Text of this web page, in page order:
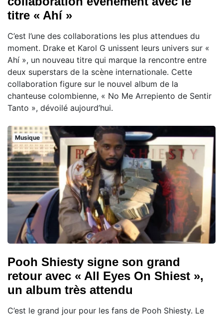
titre « Ahí »
C’est l’une des collaborations les plus attendues du
moment. Drake et Karol G unissent leurs univers sur «
Ahí », un nouveau titre qui marque la rencontre entre
deux superstars de la scène internationale. Cette
collaboration figure sur le nouvel album de la
chanteuse colombienne, « No Me Arrepiento de Sentir
Tanto », dévoilé aujourd’hui.
Musique
Pooh Shiesty signe son grand
retour avec « All Eyes On Shiest »,
un album très attendu
C’est le grand jour pour les fans de Pooh Shiesty. Le